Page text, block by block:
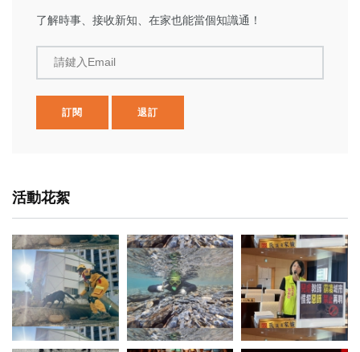
了解時事、接收新知、在家也能當個知識通！
請鍵入Email
訂閱 退訂
活動花絮